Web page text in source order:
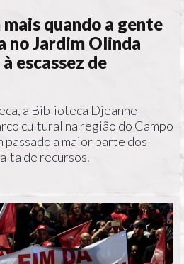
mais quando a gente
no Jardim Olinda
escassez de
a Biblioteca Djeanne
cultural na região do Campo
passado a maior parte dos
de recursos.